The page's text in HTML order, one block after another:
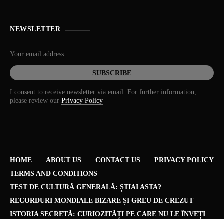
NEWSLETTER
I consent to receive newsletter via email. For further information,
please review our Privacy Policy
HOME ABOUT US CONTACT US
PRIVACY POLICY
TERMS AND CONDITIONS
TEST DE CULTURĂ GENERALĂ: ȘTIAI ASTA?
RECORDURI MONDIALE BIZARE ȘI GREU DE CREZUT
ISTORIA SECRETĂ: CURIOZITĂȚI PE CARE NU LE ÎNVEȚI